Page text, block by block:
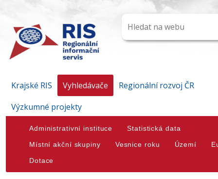
Krajské RIS Vyhledávače
Regionální rozvoj ČR
Výzkumné projekty
Administrativní instituce Statistická data
Místní akční skupiny Vesnice roku Území
Dotace